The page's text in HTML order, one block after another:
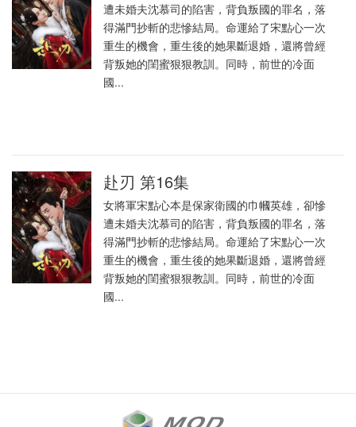
遭未婚夫沈慕司的陷害，背負叛國的罪名，落
得滿門抄斬的悲慘結局。命運給了宋點心一次
重生的機會，重生後的她果斷退婚，還將曾經
背叛她的閨蜜狠狠教訓。同時，前世的冷面
國...
赴刃 第16集
女將軍宋點心本是保家衛國的巾幗英雄，卻慘
遭未婚夫沈慕司的陷害，背負叛國的罪名，落
得滿門抄斬的悲慘結局。命運給了宋點心一次
重生的機會，重生後的她果斷退婚，還將曾經
背叛她的閨蜜狠狠教訓。同時，前世的冷面
國...